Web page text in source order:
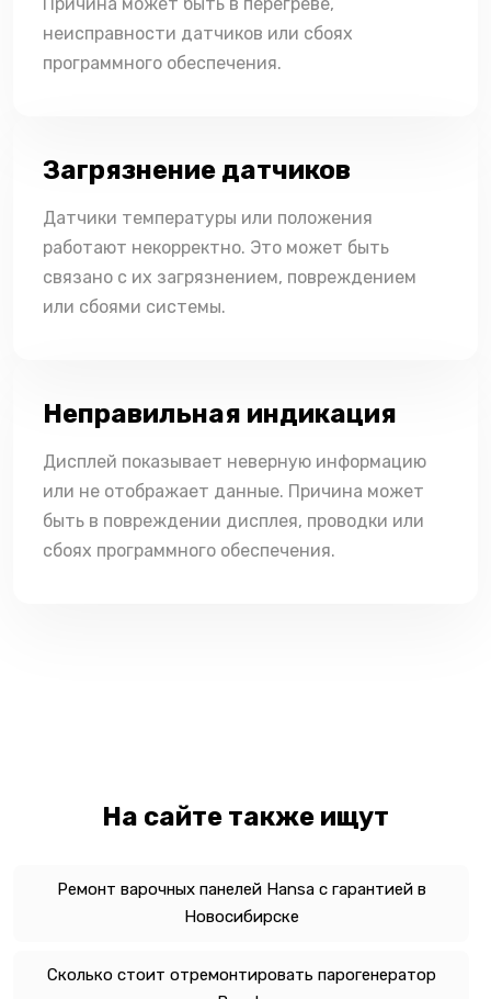
неисправности датчиков или сбоях
программного обеспечения.
Загрязнение датчиков
Датчики температуры или положения
работают некорректно. Это может быть
связано с их загрязнением, повреждением
или сбоями системы.
Неправильная индикация
Дисплей показывает неверную информацию
или не отображает данные. Причина может
быть в повреждении дисплея, проводки или
сбоях программного обеспечения.
На сайте также ищут
Ремонт варочных панелей Hansa с гарантией в
Новосибирске
Сколько стоит отремонтировать парогенератор